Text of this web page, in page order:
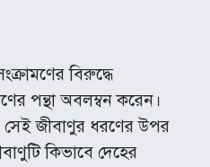
বিরুদ্ধে
পন্থা অবলম্বন করেন।
সেই জীবাণুর ধরণের উপর
কিভাবে দেহের